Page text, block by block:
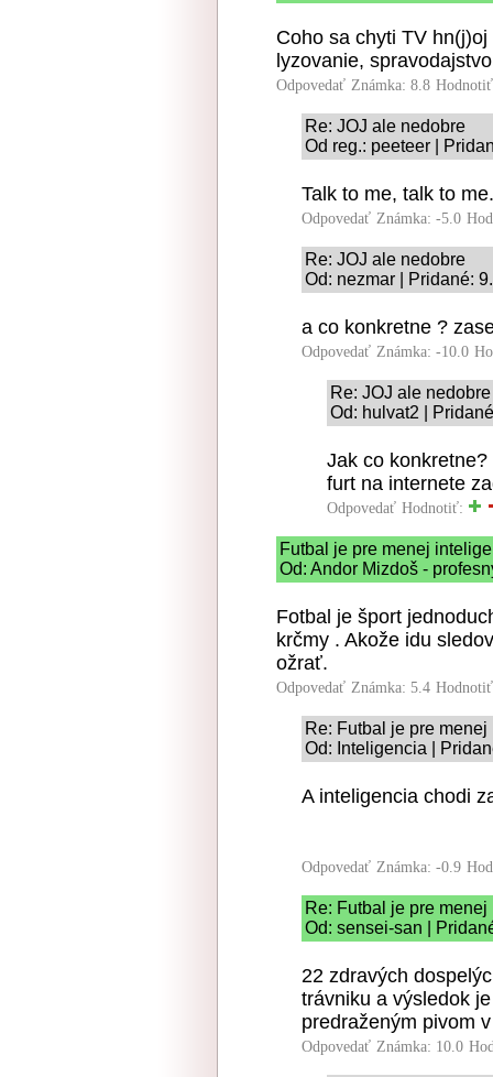
Coho sa chyti TV
lyzovanie,
Odpovedať Známka: 8.8
Re: JOJ ale nedobre
Od reg.: peeteer |
Talk to me, talk to me.
Odpovedať Známka: -5.0
Re: JOJ ale nedobre
Od: nezmar | Pridané:
a co konkretne ?
Odpovedať Známka: -10.0
Re: JOJ ale nedobre
Od: hulvat2 |
Jak co
furt na internete
Odpovedať Hodnotiť:
Futbal je pre menej
Od: Andor Mizdoš -
Fotbal je šport
krčmy . Akože idu
ožrať.
Odpovedať Známka: 5.4
Re: Futbal je pre
Od: Inteligencia |
A inteligencia chodi
Odpovedať Známka: -0.9
Re: Futbal je pre
Od: sensei-san |
22 zdravých
trávniku a výsledok
predraženým pivom
Odpovedať Známka: 10.0